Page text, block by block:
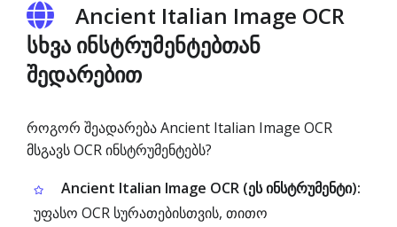
Ancient Italian Image OCR
სხვა ინსტრუმენტებთან
შედარებით
როგორ შეადარება Ancient Italian Image OCR
მსგავს OCR ინსტრუმენტებს?
Ancient Italian Image OCR (ეს ინსტრუმენტი):
უფასო OCR სურათებისთვის, თითო